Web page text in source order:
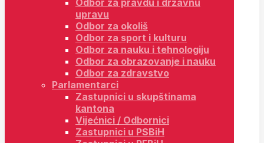
Odbor za pravdu i državnu
upravu
Odbor za okoliš
Odbor za sport i kulturu
Odbor za nauku i tehnologiju
Odbor za obrazovanje i nauku
Odbor za zdravstvo
Parlamentarci
Zastupnici u skupštinama
kantona
Vijećnici / Odbornici
Zastupnici u PSBiH